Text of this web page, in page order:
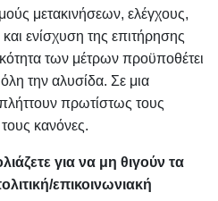
μετακινήσεων, ελέγχους,
ενίσχυση της επιτήρησης
των μέτρων προϋποθέτει
την αλυσίδα. Σε μια
πρωτίστως τους
κανόνες.
για να μη θιγούν τα
επικοινωνιακή